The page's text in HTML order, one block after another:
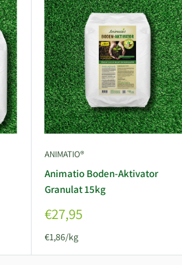
ANIMATIO®
Animatio Boden-Aktivator
Granulat 15kg
Sonderpreis
€27,95
€1,86/kg